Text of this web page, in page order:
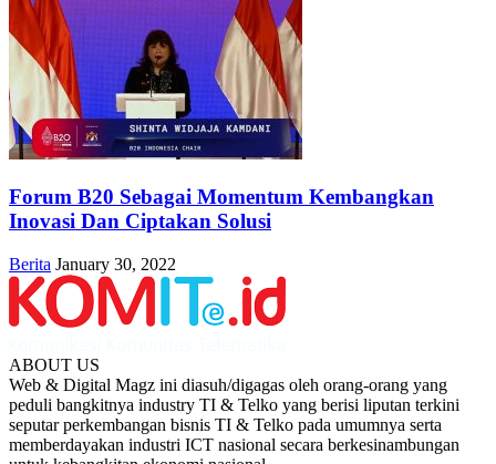
Forum B20 Sebagai Momentum Kembangkan
Inovasi Dan Ciptakan Solusi
Berita January 30, 2022
ABOUT US
Web & Digital Magz ini diasuh/digagas oleh orang-orang yang
peduli bangkitnya industry TI & Telko yang berisi liputan terkini
seputar perkembangan bisnis TI & Telko pada umumnya serta
memberdayakan industri ICT nasional secara berkesinambungan